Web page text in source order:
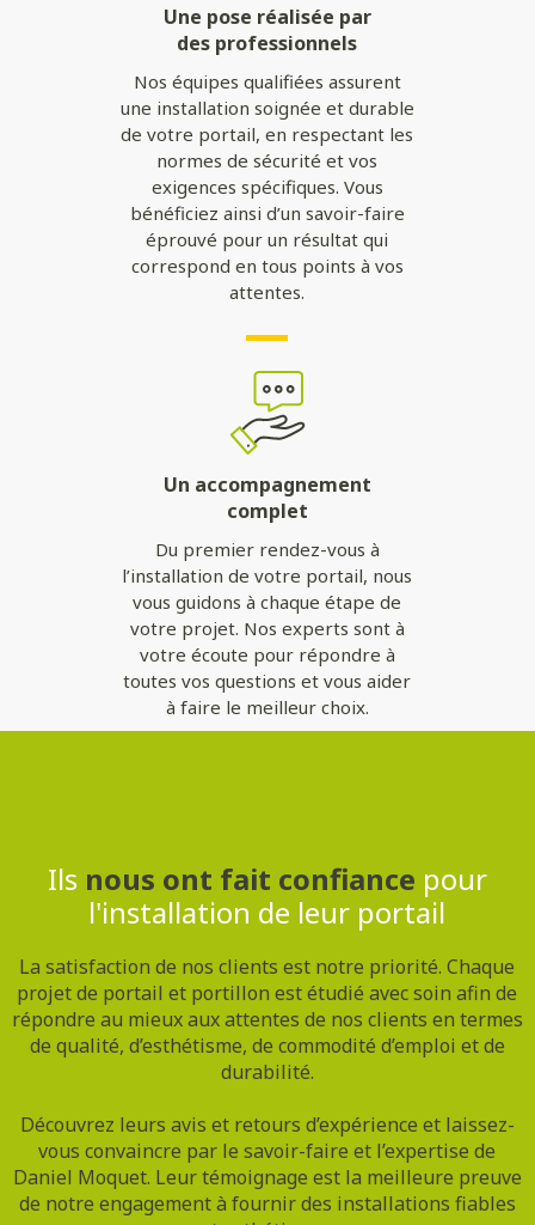
Une pose réalisée par
des professionnels
Nos équipes qualifiées assurent
une installation soignée et durable
de votre portail, en respectant les
normes de sécurité et vos
exigences spécifiques. Vous
bénéficiez ainsi d’un savoir-faire
éprouvé pour un résultat qui
correspond en tous points à vos
attentes.
Un accompagnement
complet
Du premier rendez-vous à
l’installation de votre portail, nous
vous guidons à chaque étape de
votre projet. Nos experts sont à
votre écoute pour répondre à
toutes vos questions et vous aider
à faire le meilleur choix.
Ils nous ont fait confiance pour
l'installation de leur portail
La satisfaction de nos clients est notre priorité. Chaque
projet de portail et portillon est étudié avec soin afin de
répondre au mieux aux attentes de nos clients en termes
de qualité, d’esthétisme, de commodité d’emploi et de
durabilité.
Découvrez leurs avis et retours d’expérience et laissez-
vous convaincre par le savoir-faire et l’expertise de
Daniel Moquet. Leur témoignage est la meilleure preuve
de notre engagement à fournir des installations fiables